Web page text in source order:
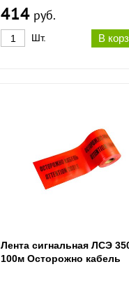
414 руб.
В
Шт.
Лента сигнальная ЛСЭ
100м Осторожно кабель